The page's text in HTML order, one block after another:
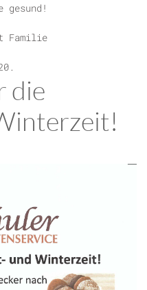
gesund!
Familie
.
die